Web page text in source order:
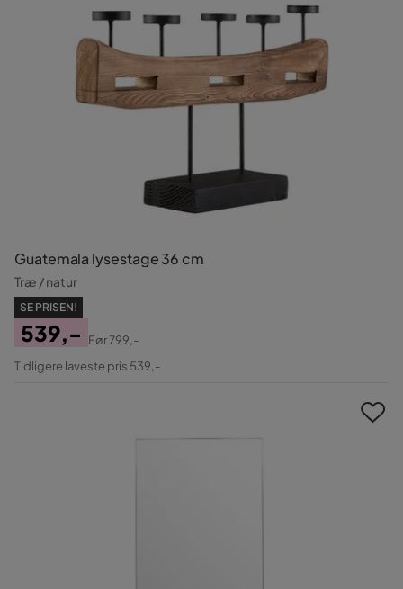
Guatemala lysestage 36 cm
Træ / natur
SE PRISEN!
Pris
539,-
Original
Før799,-
Tidligere laveste pris 539,-